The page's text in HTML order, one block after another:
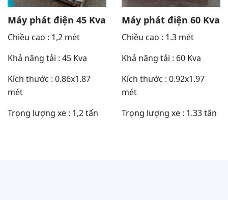
Máy phát điện 45 Kva
Chiều cao : 1,2 mét
Khả năng tải : 45 Kva
Kích thước : 0.86x1.87
mét
Trọng lượng xe : 1,2 tấn
Máy phát điện 60 Kva
Chiều cao : 1.3 mét
Khả năng tải : 60 Kva
Kích thước : 0.92x1.97
mét
Trọng lượng xe : 1.33 tấn